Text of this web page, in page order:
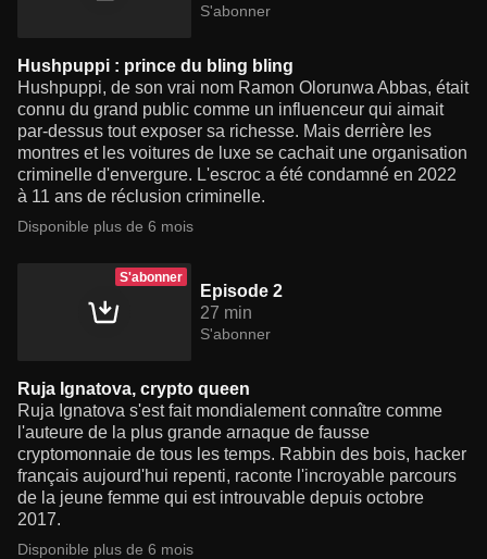
S'abonner
Hushpuppi : prince du bling bling
Hushpuppi, de son vrai nom Ramon Olorunwa Abbas, était
connu du grand public comme un influenceur qui aimait
par-dessus tout exposer sa richesse. Mais derrière les
montres et les voitures de luxe se cachait une organisation
criminelle d'envergure. L'escroc a été condamné en 2022
à 11 ans de réclusion criminelle.
Disponible plus de 6 mois
S'abonner
Episode 2
27 min
S'abonner
Ruja Ignatova, crypto queen
Ruja Ignatova s'est fait mondialement connaître comme
l'auteure de la plus grande arnaque de fausse
cryptomonnaie de tous les temps. Rabbin des bois, hacker
français aujourd'hui repenti, raconte l'incroyable parcours
de la jeune femme qui est introuvable depuis octobre
2017.
Disponible plus de 6 mois